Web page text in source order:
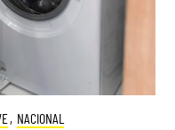
, NACIONAL